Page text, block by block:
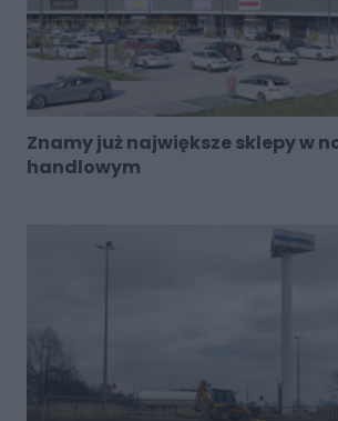
Znamy już największe sklepy w
handlowym